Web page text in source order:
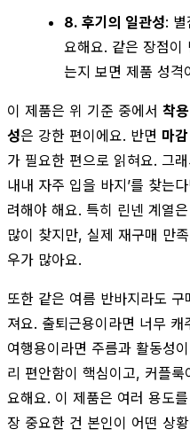
8. 후기의 일관성:
요해요. 같은 장점이
는지 보면 제품 성격
이 제품은 위 기준 중에서 착
성은 강한 편이에요. 반면 마
가 필요한 편으로 읽혀요. 그
내내 자주 입을 바지’를 찾는
려해야 해요. 특히 린넨 계열
많이 찾지만, 실제 재구매 만
우가 많아요.
또한 같은 여름 반바지라도
져요. 출퇴근용이라면 너무
여행용이라면 주름과 활동성
리 편안함이 핵심이고, 커플
요해요. 이 제품은 여러 용도
장 중요한 건 본인이 어떤 상